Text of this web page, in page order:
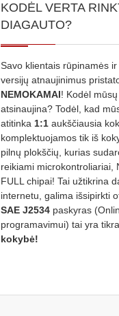
KODĖL VERTA
DIAGAUTO?
Savo klientais rūpinamės
versijų atnaujinimus
NEMOKAMAI! Kodėl
atsinaujina? Todėl, kad
atitinka 1:1 aukščiausia
komplektuojamos tik iš
pilnų plokščių, kurias
reikiami microkontroliariai,
FULL chipai! Tai užtikrina
internetu, galima išsipirkti
SAE J2534 paskyras
programavimui) tai yra
kokybė!